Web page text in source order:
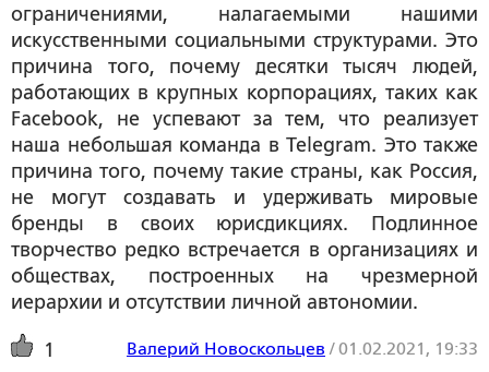
ограничениями, налагаемыми нашими
искусственными социальными структурами. Это
причина того, почему десятки тысяч людей,
работающих в крупных корпорациях, таких как
Facebook, не успевают за тем, что реализует
наша небольшая команда в Telegram. Это также
причина того, почему такие страны, как Россия,
не могут создавать и удерживать мировые
бренды в своих юрисдикциях. Подлинное
творчество редко встречается в организациях и
обществах, построенных на чрезмерной
иерархии и отсутствии личной автономии.
1 Валерий Новоскольцев /01.02.2021, 19:33